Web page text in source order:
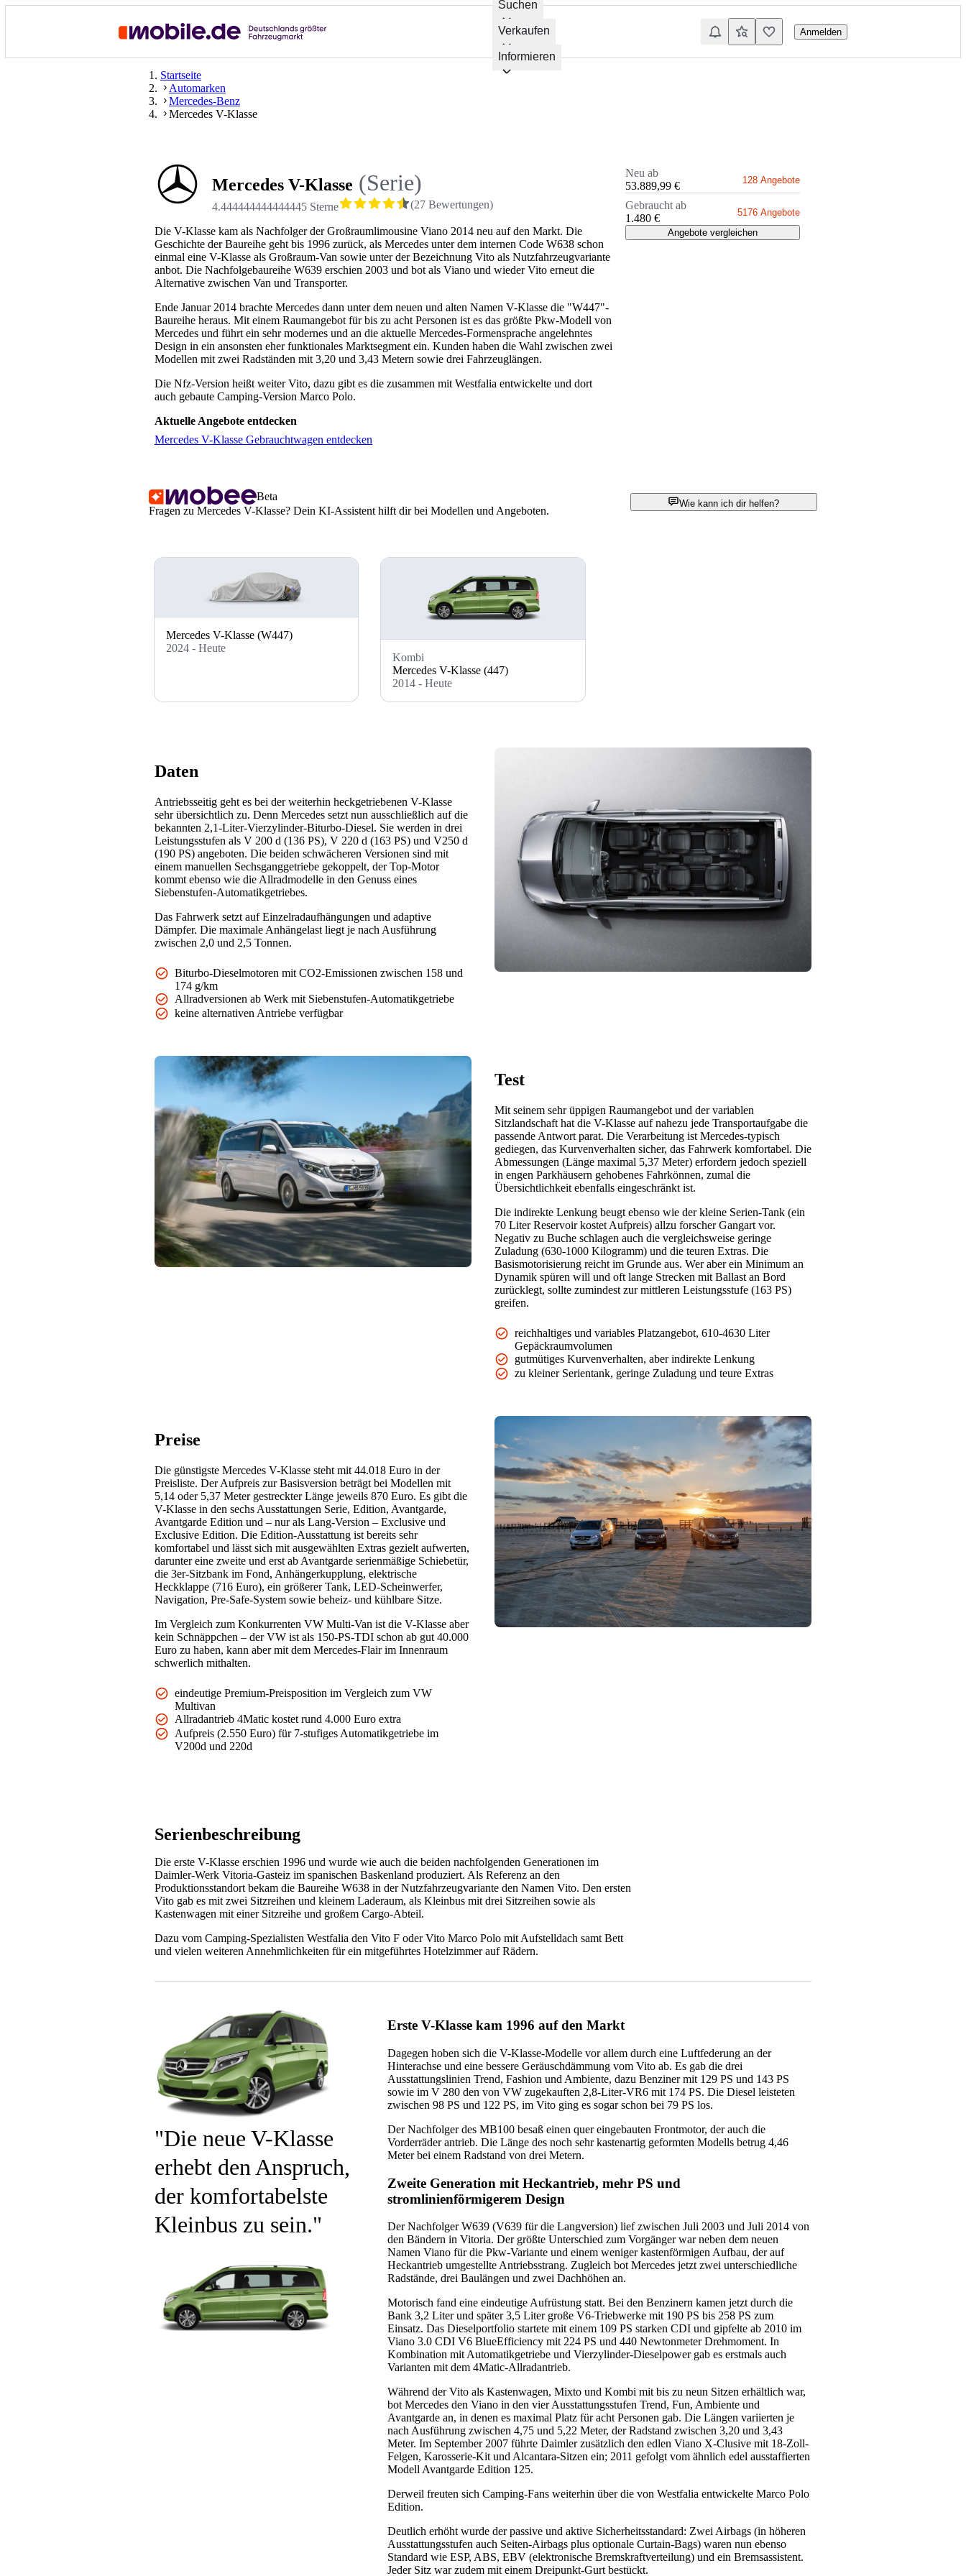
Suchen
Verkaufen
Informieren
Anmelden
Startseite
Automarken
Mercedes-Benz
Mercedes V-Klasse
Mercedes V-Klasse (Serie)
4.444444444444445 Sterne (27 Bewertungen)
Die V-Klasse kam als Nachfolger der Großraumlimousine Viano 2014 neu auf den Markt. Die
Geschichte der Baureihe geht bis 1996 zurück, als Mercedes unter dem internen Code W638 schon
einmal eine V-Klasse als Großraum-Van sowie unter der Bezeichnung Vito als Nutzfahrzeugvariante
anbot. Die Nachfolgebaureihe W639 erschien 2003 und bot als Viano und wieder Vito erneut die
Alternative zwischen Van und Transporter.
Ende Januar 2014 brachte Mercedes dann unter dem neuen und alten Namen V-Klasse die "W447"-
Baureihe heraus. Mit einem Raumangebot für bis zu acht Personen ist es das größte Pkw-Modell von
Mercedes und führt ein sehr modernes und an die aktuelle Mercedes-Formensprache angelehntes
Design in ein ansonsten eher funktionales Marktsegment ein. Kunden haben die Wahl zwischen zwei
Modellen mit zwei Radständen mit 3,20 und 3,43 Metern sowie drei Fahrzeuglängen.
Die Nfz-Version heißt weiter Vito, dazu gibt es die zusammen mit Westfalia entwickelte und dort
auch gebaute Camping-Version Marco Polo.
Aktuelle Angebote entdecken
Mercedes V-Klasse Gebrauchtwagen entdecken
Neu ab
53.889,99 €
128 Angebote
Gebraucht ab
1.480 €
5176 Angebote
Angebote vergleichen
Beta
Fragen zu Mercedes V-Klasse? Dein KI-Assistent hilft dir bei Modellen und Angeboten.
Wie kann ich dir helfen?
Mercedes V-Klasse (W447)
2024 - Heute
Kombi
Mercedes V-Klasse (447)
2014 - Heute
Daten
Antriebsseitig geht es bei der weiterhin heckgetriebenen V-Klasse
sehr übersichtlich zu. Denn Mercedes setzt nun ausschließlich auf die
bekannten 2,1-Liter-Vierzylinder-Biturbo-Diesel. Sie werden in drei
Leistungsstufen als V 200 d (136 PS), V 220 d (163 PS) und V250 d
(190 PS) angeboten. Die beiden schwächeren Versionen sind mit
einem manuellen Sechsganggetriebe gekoppelt, der Top-Motor
kommt ebenso wie die Allradmodelle in den Genuss eines
Siebenstufen-Automatikgetriebes.
Das Fahrwerk setzt auf Einzelradaufhängungen und adaptive
Dämpfer. Die maximale Anhängelast liegt je nach Ausführung
zwischen 2,0 und 2,5 Tonnen.
Biturbo-Dieselmotoren mit CO2-Emissionen zwischen 158 und
174 g/km
Allradversionen ab Werk mit Siebenstufen-Automatikgetriebe
keine alternativen Antriebe verfügbar
Test
Mit seinem sehr üppigen Raumangebot und der variablen
Sitzlandschaft hat die V-Klasse auf nahezu jede Transportaufgabe die
passende Antwort parat. Die Verarbeitung ist Mercedes-typisch
gediegen, das Kurvenverhalten sicher, das Fahrwerk komfortabel. Die
Abmessungen (Länge maximal 5,37 Meter) erfordern jedoch speziell
in engen Parkhäusern gehobenes Fahrkönnen, zumal die
Übersichtlichkeit ebenfalls eingeschränkt ist.
Die indirekte Lenkung beugt ebenso wie der kleine Serien-Tank (ein
70 Liter Reservoir kostet Aufpreis) allzu forscher Gangart vor.
Negativ zu Buche schlagen auch die vergleichsweise geringe
Zuladung (630-1000 Kilogramm) und die teuren Extras. Die
Basismotorisierung reicht im Grunde aus. Wer aber ein Minimum an
Dynamik spüren will und oft lange Strecken mit Ballast an Bord
zurücklegt, sollte zumindest zur mittleren Leistungsstufe (163 PS)
greifen.
reichhaltiges und variables Platzangebot, 610-4630 Liter
Gepäckraumvolumen
gutmütiges Kurvenverhalten, aber indirekte Lenkung
zu kleiner Serientank, geringe Zuladung und teure Extras
Preise
Die günstigste Mercedes V-Klasse steht mit 44.018 Euro in der
Preisliste. Der Aufpreis zur Basisversion beträgt bei Modellen mit
5,14 oder 5,37 Meter gestreckter Länge jeweils 870 Euro. Es gibt die
V-Klasse in den sechs Ausstattungen Serie, Edition, Avantgarde,
Avantgarde Edition und – nur als Lang-Version – Exclusive und
Exclusive Edition. Die Edition-Ausstattung ist bereits sehr
komfortabel und lässt sich mit ausgewählten Extras gezielt aufwerten,
darunter eine zweite und erst ab Avantgarde serienmäßige Schiebetür,
die 3er-Sitzbank im Fond, Anhängerkupplung, elektrische
Heckklappe (716 Euro), ein größerer Tank, LED-Scheinwerfer,
Navigation, Pre-Safe-System sowie beheiz- und kühlbare Sitze.
Im Vergleich zum Konkurrenten VW Multi-Van ist die V-Klasse aber
kein Schnäppchen – der VW ist als 150-PS-TDI schon ab gut 40.000
Euro zu haben, kann aber mit dem Mercedes-Flair im Innenraum
schwerlich mithalten.
eindeutige Premium-Preisposition im Vergleich zum VW
Multivan
Allradantrieb 4Matic kostet rund 4.000 Euro extra
Aufpreis (2.550 Euro) für 7-stufiges Automatikgetriebe im
V200d und 220d
Serienbeschreibung
Die erste V-Klasse erschien 1996 und wurde wie auch die beiden nachfolgenden Generationen im
Daimler-Werk Vitoria-Gasteiz im spanischen Baskenland produziert. Als Referenz an den
Produktionsstandort bekam die Baureihe W638 in der Nutzfahrzeugvariante den Namen Vito. Den ersten
Vito gab es mit zwei Sitzreihen und kleinem Laderaum, als Kleinbus mit drei Sitzreihen sowie als
Kastenwagen mit einer Sitzreihe und großem Cargo-Abteil.
Dazu vom Camping-Spezialisten Westfalia den Vito F oder Vito Marco Polo mit Aufstelldach samt Bett
und vielen weiteren Annehmlichkeiten für ein mitgeführtes Hotelzimmer auf Rädern.
Die neue V-Klasse
erhebt den Anspruch,
der komfortabelste
Kleinbus zu sein.
Erste V-Klasse kam 1996 auf den Markt
Dagegen hoben sich die V-Klasse-Modelle vor allem durch eine Luftfederung an der
Hinterachse und eine bessere Geräuschdämmung vom Vito ab. Es gab die drei
Ausstattungslinien Trend, Fashion und Ambiente, dazu Benziner mit 129 PS und 143 PS
sowie im V 280 den von VW zugekauften 2,8-Liter-VR6 mit 174 PS. Die Diesel leisteten
zwischen 98 PS und 122 PS, im Vito ging es sogar schon bei 79 PS los.
Der Nachfolger des MB100 besaß einen quer eingebauten Frontmotor, der auch die
Vorderräder antrieb. Die Länge des noch sehr kastenartig geformten Modells betrug 4,46
Meter bei einem Radstand von drei Metern.
Zweite Generation mit Heckantrieb, mehr PS und
stromlinienförmigerem Design
Der Nachfolger W639 (V639 für die Langversion) lief zwischen Juli 2003 und Juli 2014 von
den Bändern in Vitoria. Der größte Unterschied zum Vorgänger war neben dem neuen
Namen Viano für die Pkw-Variante und einem weniger kastenförmigen Aufbau, der auf
Heckantrieb umgestellte Antriebsstrang. Zugleich bot Mercedes jetzt zwei unterschiedliche
Radstände, drei Baulängen und zwei Dachhöhen an.
Motorisch fand eine eindeutige Aufrüstung statt. Bei den Benzinern kamen jetzt durch die
Bank 3,2 Liter und später 3,5 Liter große V6-Triebwerke mit 190 PS bis 258 PS zum
Einsatz. Das Dieselportfolio startete mit einem 109 PS starken CDI und gipfelte ab 2010 im
Viano 3.0 CDI V6 BlueEfficiency mit 224 PS und 440 Newtonmeter Drehmoment. In
Kombination mit Automatikgetriebe und Vierzylinder-Dieselpower gab es erstmals auch
Varianten mit dem 4Matic-Allradantrieb.
Während der Vito als Kastenwagen, Mixto und Kombi mit bis zu neun Sitzen erhältlich war,
bot Mercedes den Viano in den vier Ausstattungsstufen Trend, Fun, Ambiente und
Avantgarde an, in denen es maximal Platz für acht Personen gab. Die Längen variierten je
nach Ausführung zwischen 4,75 und 5,22 Meter, der Radstand zwischen 3,20 und 3,43
Meter. Im September 2007 führte Daimler zusätzlich den edlen Viano X-Clusive mit 18-Zoll-
Felgen, Karosserie-Kit und Alcantara-Sitzen ein; 2011 gefolgt vom ähnlich edel ausstaffierten
Modell Avantgarde Edition 125.
Derweil freuten sich Camping-Fans weiterhin über die von Westfalia entwickelte Marco Polo
Edition.
Deutlich erhöht wurde der passive und aktive Sicherheitsstandard: Zwei Airbags (in höheren
Ausstattungsstufen auch Seiten-Airbags plus optionale Curtain-Bags) waren nun ebenso
Standard wie ESP, ABS, EBV (elektronische Bremskraftverteilung) und ein Bremsassistent.
Jeder Sitz war zudem mit einem Dreipunkt-Gurt bestückt.